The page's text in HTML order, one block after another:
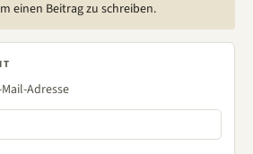
einen Beitrag zu schreiben.
Adresse